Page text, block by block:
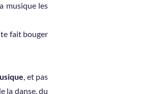
musique les
te fait bouger
, et pas
la danse, du